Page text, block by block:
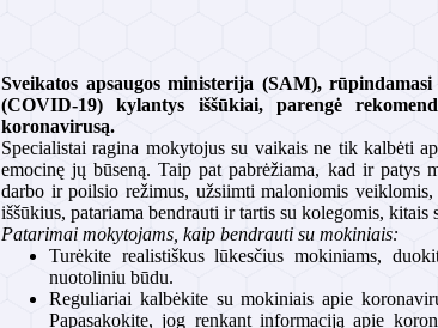
Sveikatos apsaugos ministerija (SAM),
(COVID-19) kylantys iššūkiai, parengė
koronavirusą.
Specialistai ragina mokytojus su vaikais ne tik kalbėti
emocinę jų būseną. Taip pat pabrėžiama, kad ir patys
darbo ir poilsio režimus, užsiimti maloniomis
iššūkius, patariama bendrauti ir tartis su kolegomis, kitais
Patarimai mokytojams, kaip bendrauti su mokiniais:
Turėkite realistiškus lūkesčius mokiniams,
nuotoliniu būdu.
Reguliariai kalbėkite su mokiniais apie
Papasakokite, jog renkant informaciją apie